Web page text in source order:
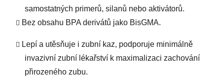
samostatných primerů, silanů nebo aktivátorů.
Bez obsahu BPA derivátů jako BisGMA.
Lepí a utěsňuje i zubní kaz, podporuje minimálně
invazivní zubní lékařství k maximalizaci zachování
přirozeného zubu.